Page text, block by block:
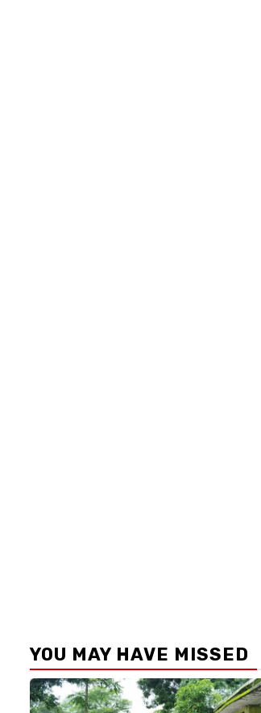
YOU MAY HAVE MISSED